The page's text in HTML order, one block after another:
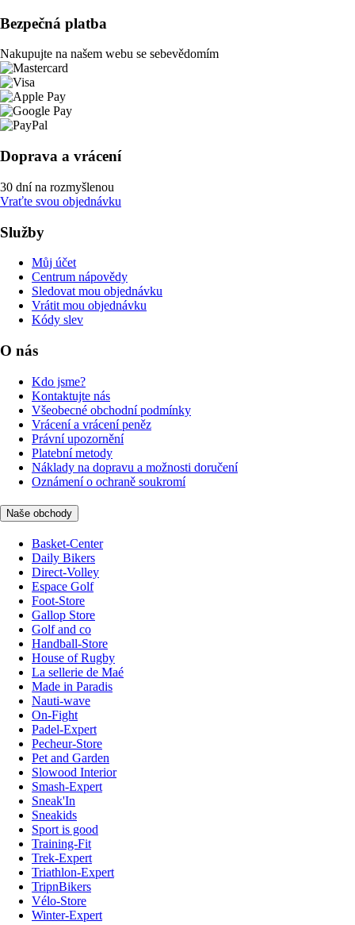
Bezpečná platba
Nakupujte na našem webu se sebevědomím
Doprava a vrácení
30 dní na rozmyšlenou
Vraťte svou objednávku
Služby
Můj účet
Centrum nápovědy
Sledovat mou objednávku
Vrátit mou objednávku
Kódy slev
O nás
Kdo jsme?
Kontaktujte nás
Všeobecné obchodní podmínky
Vrácení a vrácení peněz
Právní upozornění
Platební metody
Náklady na dopravu a možnosti doručení
Oznámení o ochraně soukromí
Naše obchody
Basket-Center
Daily Bikers
Direct-Volley
Espace Golf
Foot-Store
Gallop Store
Golf and co
Handball-Store
House of Rugby
La sellerie de Maé
Made in Paradis
Nauti-wave
On-Fight
Padel-Expert
Pecheur-Store
Pet and Garden
Slowood Interior
Smash-Expert
Sneak'In
Sneakids
Sport is good
Training-Fit
Trek-Expert
Triathlon-Expert
TripnBikers
Vélo-Store
Winter-Expert